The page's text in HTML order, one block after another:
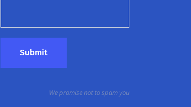
We promise not to spam you